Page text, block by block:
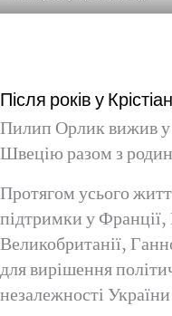
Після років у
Пилип Орлик вижив у
Швецію разом з
Протягом усього
підтримки у
Великобританії,
для вирішення
незалежності